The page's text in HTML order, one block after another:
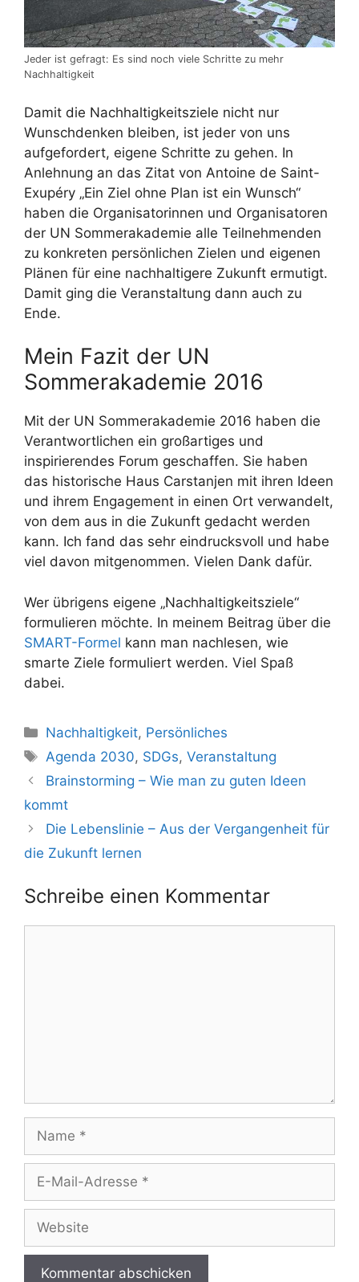
Jeder ist gefragt: Es sind noch viele Schritte zu mehr
Nachhaltigkeit
Damit die Nachhaltigkeitsziele nicht nur
Wunschdenken bleiben, ist jeder von uns
aufgefordert, eigene Schritte zu gehen. In
Anlehnung an das Zitat von Antoine de Saint-
Exupéry „Ein Ziel ohne Plan ist ein Wunsch“
haben die Organisatorinnen und Organisatoren
der UN Sommerakademie alle Teilnehmenden
zu konkreten persönlichen Zielen und eigenen
Plänen für eine nachhaltigere Zukunft ermutigt.
Damit ging die Veranstaltung dann auch zu
Ende.
Mein Fazit der UN
Sommerakademie 2016
Mit der UN Sommerakademie 2016 haben die
Verantwortlichen ein großartiges und
inspirierendes Forum geschaffen. Sie haben
das historische Haus Carstanjen mit ihren Ideen
und ihrem Engagement in einen Ort verwandelt,
von dem aus in die Zukunft gedacht werden
kann. Ich fand das sehr eindrucksvoll und habe
viel davon mitgenommen. Vielen Dank dafür.
Wer übrigens eigene „Nachhaltigkeitsziele“
formulieren möchte. In meinem Beitrag über die
SMART-Formel kann man nachlesen, wie
smarte Ziele formuliert werden. Viel Spaß
dabei.
Kategorien
Nachhaltigkeit, Persönliches
Schlagwörter
Agenda 2030, SDGs,Veranstaltung
Brainstorming – Wie man zu guten Ideen
kommt
Die Lebenslinie – Aus der Vergangenheit für
die Zukunft lernen
Schreibe einen Kommentar
Name
Adresse
Website